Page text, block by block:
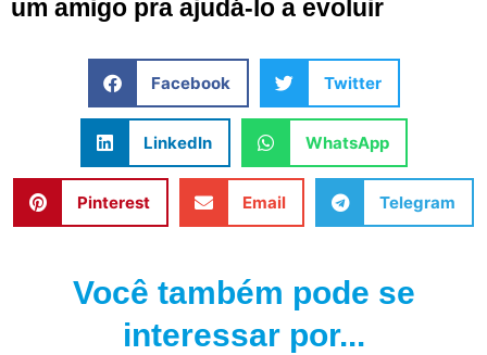
um amigo pra ajudá-lo a evoluir
Facebook Twitter
LinkedIn WhatsApp
Pinterest Email Telegram
Você também pode se
interessar por...